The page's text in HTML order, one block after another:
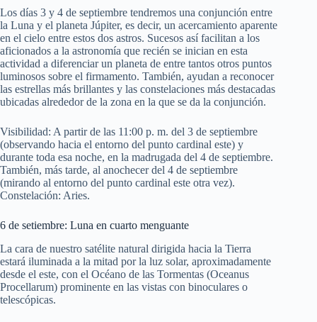
Los días 3 y 4 de septiembre tendremos una conjunción entre
la Luna y el planeta Júpiter, es decir, un acercamiento aparente
en el cielo entre estos dos astros. Sucesos así facilitan a los
aficionados a la astronomía que recién se inician en esta
actividad a diferenciar un planeta de entre tantos otros puntos
luminosos sobre el firmamento. También, ayudan a reconocer
las estrellas más brillantes y las constelaciones más destacadas
ubicadas alrededor de la zona en la que se da la conjunción.
Visibilidad: A partir de las 11:00 p. m. del 3 de septiembre
(observando hacia el entorno del punto cardinal este) y
durante toda esa noche, en la madrugada del 4 de septiembre.
También, más tarde, al anochecer del 4 de septiembre
(mirando al entorno del punto cardinal este otra vez).
Constelación: Aries.
6 de setiembre: Luna en cuarto menguante
La cara de nuestro satélite natural dirigida hacia la Tierra
estará iluminada a la mitad por la luz solar, aproximadamente
desde el este, con el Océano de las Tormentas (Oceanus
Procellarum) prominente en las vistas con binoculares o
telescópicas.